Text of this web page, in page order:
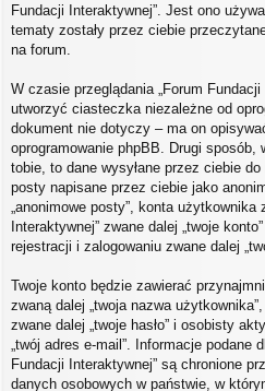
Fundacji Interaktywnej”. Jest ono
tematy zostały przez ciebie
na forum.
W czasie przeglądania „Forum
utworzyć ciasteczka niezależne od
dokument nie dotyczy – ma on
oprogramowanie phpBB. Drugi
tobie, to dane wysyłane przez ciebie
posty napisane przez ciebie jako
„anonimowe posty”, konta użytkownika
Interaktywnej” zwane dalej „twoje
rejestracji i zalogowaniu zwane dalej
Twoje konto będzie zawierać
zwaną dalej „twoja nazwa
zwane dalej „twoje hasło” i osobisty
„twój adres e-mail”. Informacje podane
Fundacji Interaktywnej” są chronione
danych osobowych w państwie, w